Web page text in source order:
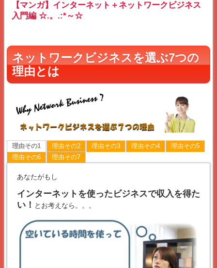
【マンガ】インターネット＋ネットワークビジネス
入門編 ☆.。.:*～☆
ネットワークビジネスを選ぶ7つの
理由とは
理由その1 理由その2 理由その3 理由その4
理由その5
理由その6
理由その7
あなたがもし
インターネットを使ったビジネスで収入を得た
い！ とお考えなら。。。